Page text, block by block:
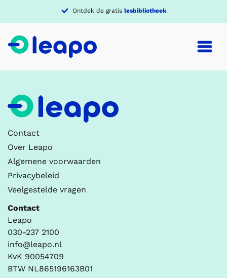
Ontdek de gratis lesbibliotheek
Contact
Over Leapo
Algemene voorwaarden
Privacybeleid
Veelgestelde vragen
Contact
Leapo
030-237 2100
info@leapo.nl
KvK 90054709
BTW NL865196163B01